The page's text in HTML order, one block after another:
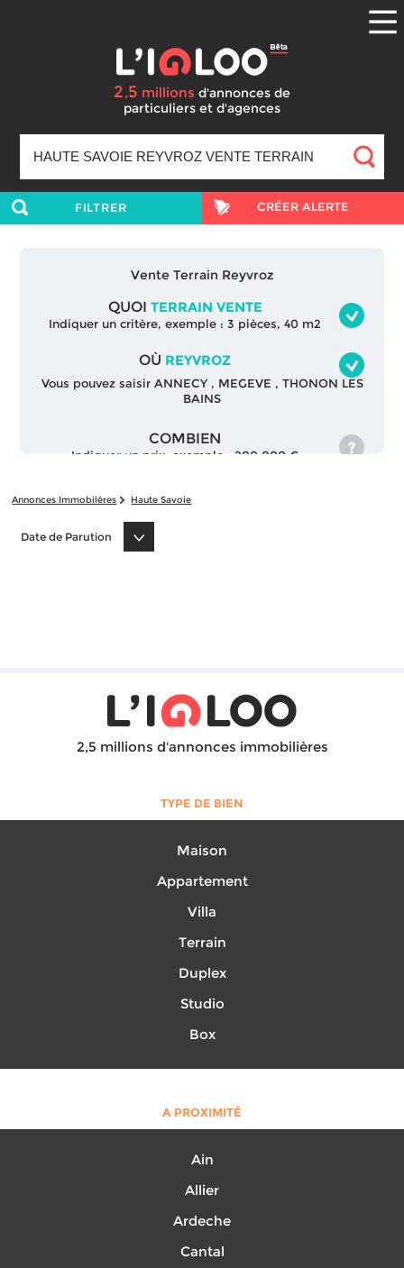
2,5 millions d'annonces de
particuliers et d'agences
FILTRER CRÉER ALERTE
Vente Terrain Reyvroz
QUOI TERRAIN VENTE
Indiquer un critère, exemple : 3 pièces, 40 m2
OÙ REYVROZ
Vous pouvez saisir ANNECY , MEGEVE , THONON LES
BAINS
COMBIEN
Indiquer un prix, exemple : 200 000 €
Annonces Immobilères Haute Savoie
Date de Parution
2,5 millions d'annonces immobilières
TYPE DE BIEN
Maison
Appartement
Villa
Terrain
Duplex
Studio
Box
A PROXIMITÉ
Ain
Allier
Ardeche
Cantal